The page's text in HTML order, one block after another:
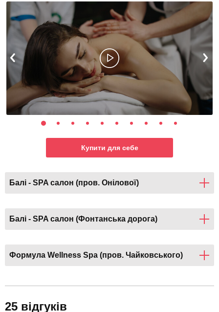
Купити для себе
Балі - SPA салон (пров. Онілової)
Балі - SPA салон (Фонтанська дорога)
Формула Wellness Spa (пров. Чайковського)
25 відгуків